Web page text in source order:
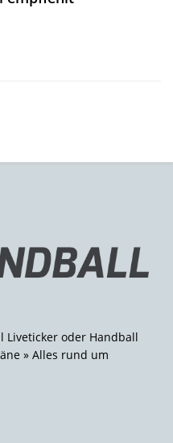
Liveticker oder Handball
» Alles rund um